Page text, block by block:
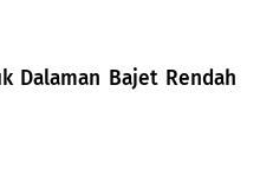
Dalaman Bajet Rendah